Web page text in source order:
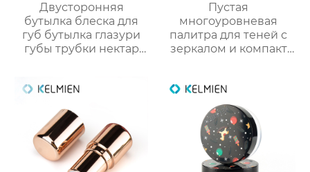
Двусторонняя
бутылка блеска для
губ бутылка глазури
губы трубки нектар
косметической
OEM
Пустая
многоуровневая
палитра для теней с
зеркалом и компакт